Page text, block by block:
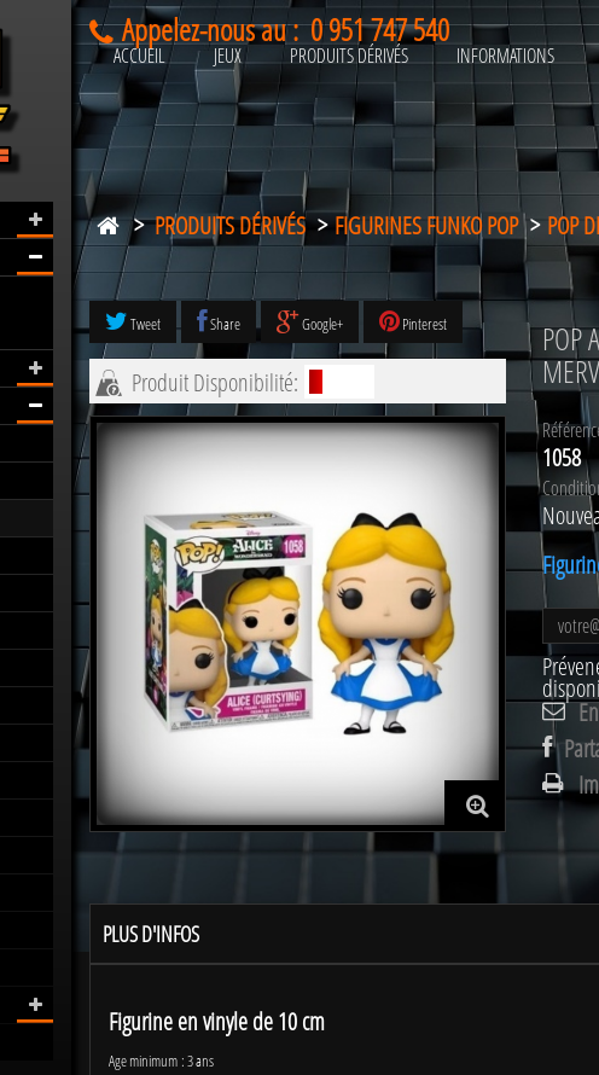
Appelez-nous au : 0 951 747 540
ACCUEIL JEUX PRODUITS DÉRIVÉS INFORMATIONS
> PRODUITS DÉRIVÉS > FIGURINES FUNKO POP > POP
Tweet Share Google+ Pinterest
Produit Disponibilité:
POP
1058
PLUS D'INFOS
Figurine en vinyle de 10 cm
Age minimum : 3 ans